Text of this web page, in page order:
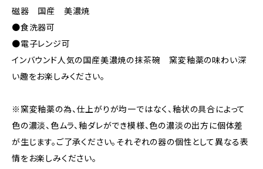
磁器 国産 美濃焼
●食洗器可
●電子レンジ可
インバウンド人気の国産美濃焼の抹茶碗 窯変釉薬の味わい深
い趣をお楽しみください。
※窯変釉薬の為、仕上がりが均一ではなく、釉状の具合によって
色の濃淡、色ムラ、釉ダレができ模様、色の濃淡の出方に個体差
が生じます。ご了承ください。それぞれの器の個性として異なる表
情をお楽しみください。